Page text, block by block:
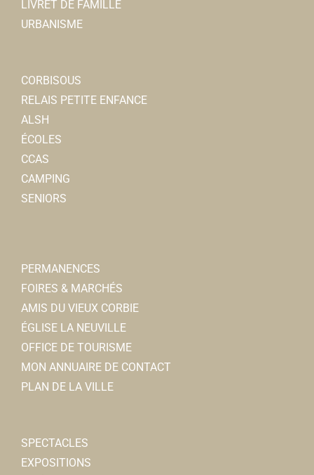
LIVRET DE FAMILLE
URBANISME
CORBISOUS
RELAIS PETITE ENFANCE
ALSH
ÉCOLES
CCAS
CAMPING
SENIORS
PERMANENCES
FOIRES & MARCHÉS
AMIS DU VIEUX CORBIE
ÉGLISE LA NEUVILLE
OFFICE DE TOURISME
MON ANNUAIRE DE CONTACT
PLAN DE LA VILLE
SPECTACLES
EXPOSITIONS